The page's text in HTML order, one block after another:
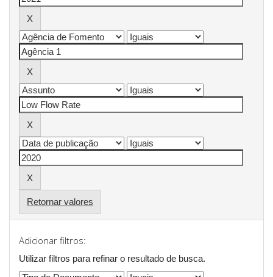
Retornar valores
Adicionar filtros:
Utilizar filtros para refinar o resultado de busca.